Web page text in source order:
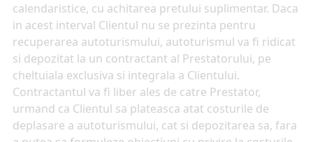
calendaristice, cu achitarea pretului suplimentar. Daca
in acest interval Clientul nu se prezinta pentru
recuperarea autoturismului, autoturismul va fi ridicat
si depozitat la un contractant al Prestatorului, pe
cheltuiala exclusiva si integrala a Clientului.
Contractantul va fi liber ales de catre Prestator,
urmand ca Clientul sa plateasca atat costurile de
deplasare a autoturismului, cat si depozitarea sa, fara